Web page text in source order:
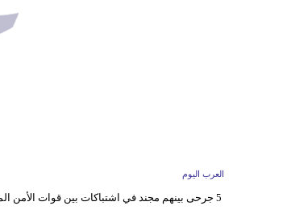
العرب اليوم